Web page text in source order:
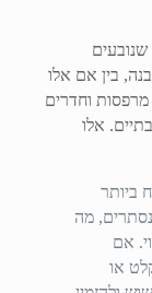
בין אם אלו
מרפסות וחדרים
אלו
ביותר
מה
אם
או